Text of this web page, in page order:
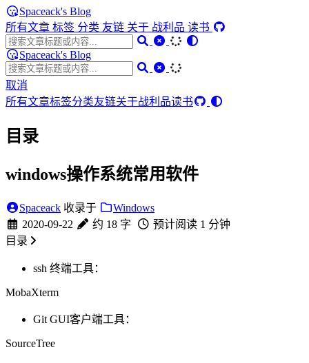
Spaceack's Blog
所有文章 标签 分类 友链 关于 战利品 读书
Spaceack's Blog
取消
所有文章标签分类友链关于战利品读书
目录
windows操作系统常用软件
Spaceack 收录于
Windows
2020-09-22
约 18 字
预计阅读 1 分钟
目录
ssh 终端工具：
MobaXterm
Git GUI客户端工具：
SourceTree